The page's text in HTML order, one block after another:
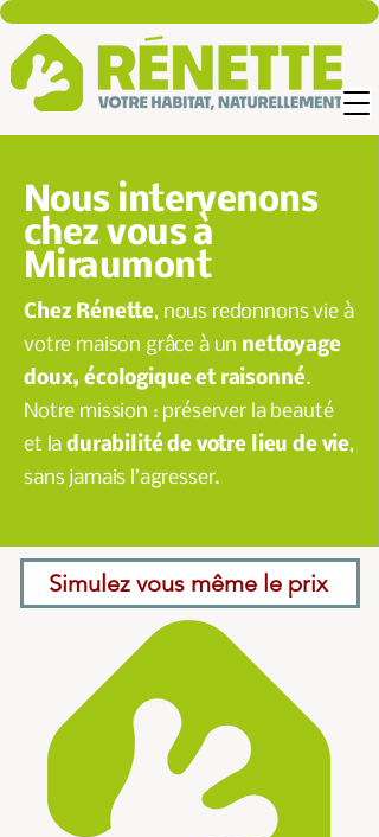
Nous intervenons
chez vous à
Miraumont
Chez Rénette, nous redonnons vie à
votre maison grâce à un nettoyage
doux, écologique et raisonné.
Notre mission : préserver la beauté
et ladurabilité de votre lieu de vie,
sans jamais l’agresser.
Simulez vous même le prix